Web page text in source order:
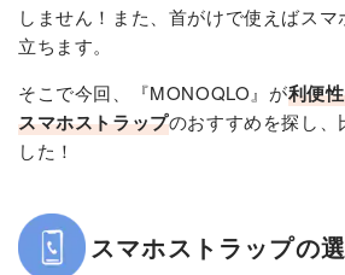
しません！また、首がけで使えばス
立ちます。
そこで今回、『MONOQLO』が利便
スマホストラップのおすすめを探し、
した！
スマホストラップの